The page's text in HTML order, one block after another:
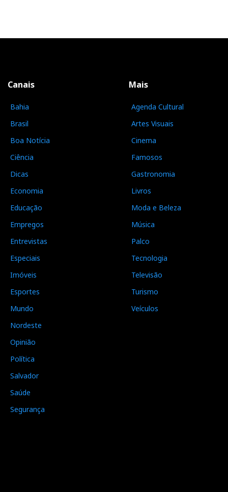
Canais
Bahia
Brasil
Boa Notícia
Ciência
Dicas
Economia
Educação
Empregos
Entrevistas
Especiais
Imóveis
Esportes
Mundo
Nordeste
Opinião
Política
Salvador
Saúde
Segurança
Mais
Agenda Cultural
Artes Visuais
Cinema
Famosos
Gastronomia
Livros
Moda e Beleza
Música
Palco
Tecnologia
Televisão
Turismo
Veículos